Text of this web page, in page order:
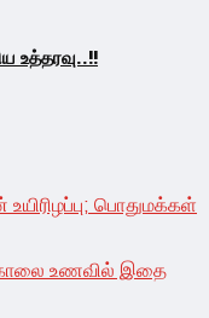
உத்தரவு..!!
பொதுமக்கள்
காலை உணவில் இதை